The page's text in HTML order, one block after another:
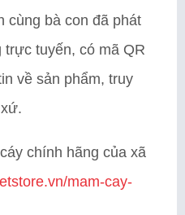
cùng bà con đã phát
trực tuyến, có mã QR
về sản phẩm, truy
chính hãng của xã
mam-cay-